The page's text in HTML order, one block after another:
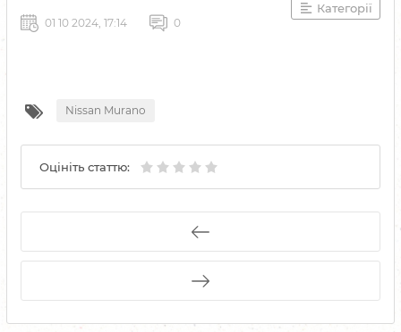
Категорії
01 10 2024, 17:14 0
Nissan Murano
Оцініть статтю: